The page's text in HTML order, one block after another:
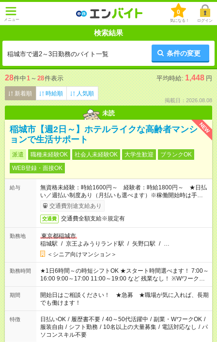
メニュー
0
気になる！ ログイン
検索結果
稲城市で週2～3日勤務のバイト一覧 条件の変更
28件中1 ～ 28件表示 平均時給: 1,448 円
新着順 時給順 人気順
掲載日：2026.08.08
未読
NEW
稲城市【週2日～】ホテルライクな高齢者マンシ
ョンで生活サポート
派遣 職種未経験OK 社会人未経験OK 大学生歓迎
ブランクOK
WEB登録・面接OK
給与
無資格未経験：時給1600円～ 経験者：時給1800円～ ★日払
い／週払い制度あり（月払いも選べます）※稼働開始時は手続き
完了次第のお支払いとなります。
交通費別途支給あり
交通費 交通費全額支給※規定有
勤務地
東京都稲城市
稲城駅 / 京王よみうりランド駅 / 矢野口駅 / …
＜シニア向けマンション＞
勤務時間
★1日6時間～の時短シフトOK ★スタート時間選べます！ 7:00～
16:00 9:00～17:00 11:00～19:00 など 残業なし！ ※Wワークの
場合、他のお仕事と合わせ週40時間超の就業はご案内できませ
ん ※法令に基づき、週20時間以上勤務は社会保険への加入対象
となります ※労働者派遣法（日雇い派遣の原則禁止）により、
短時間・短期間の就業はご案内が難しい場合があります
期間
開始日はご相談ください！ ★急募 ★職場が気に入れば、長期
でも働けます！
特徴 日払いOK / 履歴書不要 / 40～50代活躍中 / 副業・WワークOK /
服装自由 / シフト勤務 / 10名以上の大量募集 / 電話対応なし / パ
ソコンスキル不要